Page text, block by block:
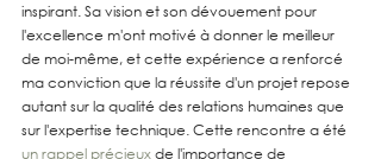
inspirant. Sa vision et son dévouement pour
l'excellence m'ont motivé à donner le meilleur
de moi-même, et cette expérience a renforcé
ma conviction que la réussite d'un projet repose
autant sur la qualité des relations humaines que
sur l'expertise technique. Cette rencontre a été
un rappel précieux de l'importance de